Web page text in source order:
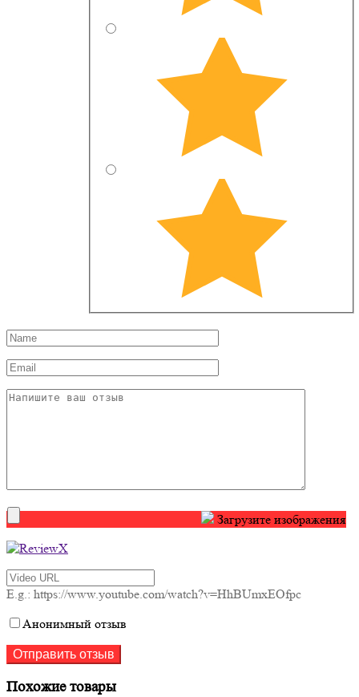
Загрузите изображения
E.g.: https://www.youtube.com/watch?v=HhBUmxEOfpc
Анонимный отзыв
Похожие товары